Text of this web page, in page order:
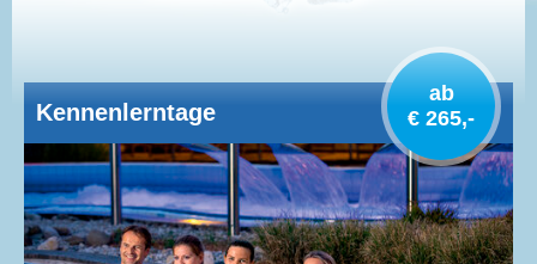
Kennenlerntage
ab
€ 265,-